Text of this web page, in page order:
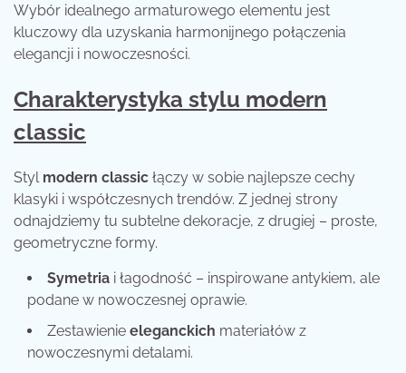
Wybór idealnego armaturowego elementu jest
kluczowy dla uzyskania harmonijnego połączenia
elegancji i nowoczesności.
Charakterystyka stylu modern
classic
Styl modern classic łączy w sobie najlepsze cechy
klasyki i współczesnych trendów. Z jednej strony
odnajdziemy tu subtelne dekoracje, z drugiej – proste,
geometryczne formy.
Symetria i łagodność – inspirowane antykiem, ale
podane w nowoczesnej oprawie.
Zestawienie eleganckich materiałów z
nowoczesnymi detalami.